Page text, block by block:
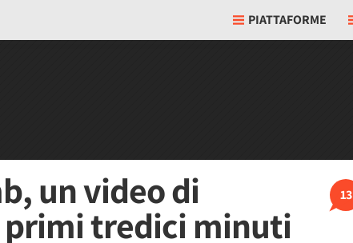
PIATTAFORME
13
un video di
primi tredici minuti